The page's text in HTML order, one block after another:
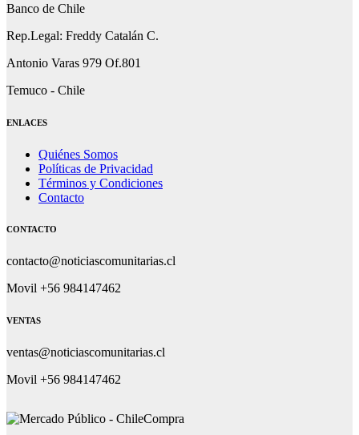
Banco de Chile
Rep.Legal: Freddy Catalán C.
Antonio Varas 979 Of.801
Temuco - Chile
ENLACES
Quiénes Somos
Políticas de Privacidad
Términos y Condiciones
Contacto
CONTACTO
contacto@noticiascomunitarias.cl
Movil +56 984147462
VENTAS
ventas@noticiascomunitarias.cl
Movil +56 984147462